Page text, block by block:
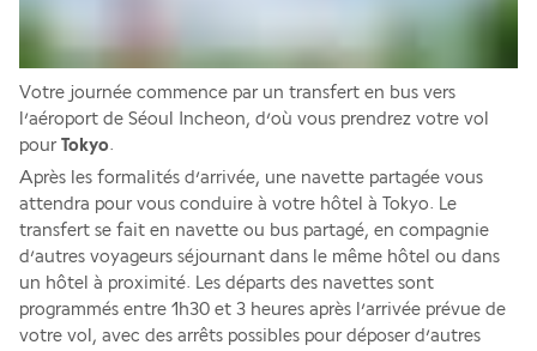
Votre journée commence par un transfert en bus vers
l’aéroport de Séoul Incheon, d’où vous prendrez votre vol
pour Tokyo.
Après les formalités d’arrivée, une navette partagée vous
attendra pour vous conduire à votre hôtel à Tokyo. Le
transfert se fait en navette ou bus partagé, en compagnie
d’autres voyageurs séjournant dans le même hôtel ou dans
un hôtel à proximité. Les départs des navettes sont
programmés entre 1h30 et 3 heures après l’arrivée prévue de
votre vol, avec des arrêts possibles pour déposer d’autres